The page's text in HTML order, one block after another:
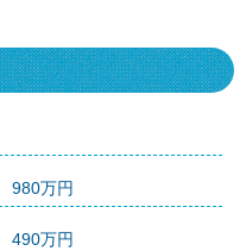
万円
490万円